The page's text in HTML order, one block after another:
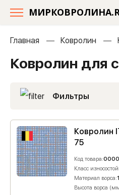
Главная Ковролин
Ковролин для
Фильтры
Ковролин
75
Код товара:
Класс
Материал ворса:
Высота ворса